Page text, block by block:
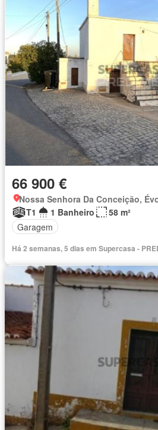
66 900 €
Nossa Senhora Da Conceição,
T1
1 Banheiro
58 m²
Garagem
Há 2 semanas, 5 dias em Supercasa -